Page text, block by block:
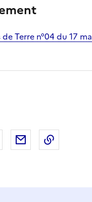
de Terre n°04 du 17
sur X (anciennement
Partager sur LinkedIn
Partager parCopier